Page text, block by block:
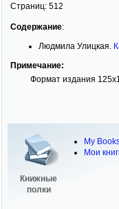
Страниц: 512
Содержание:
Людмила Улицкая.
Примечание:
Формат издания
Книжные
полки
My
Мои